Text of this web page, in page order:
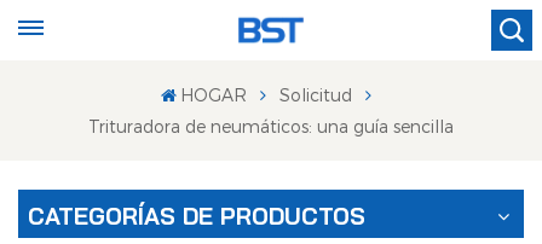
HOGAR
Solicitud
Trituradora de neumáticos: una guía sencilla
CATEGORÍAS DE PRODUCTOS